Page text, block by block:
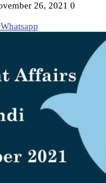
26, 2021 0
Whatsapp